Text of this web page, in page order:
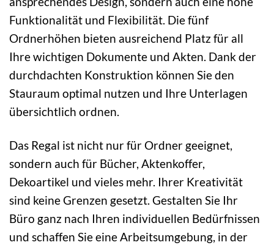
Funktionalität und Flexibilität. Die fünf
Ordnerhöhen bieten ausreichend Platz für all
Ihre wichtigen Dokumente und Akten. Dank der
durchdachten Konstruktion können Sie den
Stauraum optimal nutzen und Ihre Unterlagen
übersichtlich ordnen.
Das Regal ist nicht nur für Ordner geeignet,
sondern auch für Bücher, Aktenkoffer,
Dekoartikel und vieles mehr. Ihrer Kreativität
sind keine Grenzen gesetzt. Gestalten Sie Ihr
Büro ganz nach Ihren individuellen Bedürfnissen
und schaffen Sie eine Arbeitsumgebung, in der